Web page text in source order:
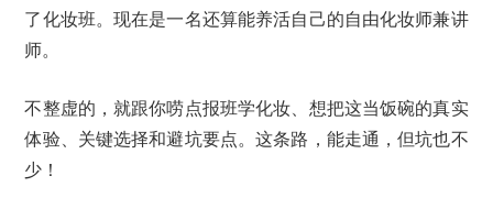
了化妆班。现在是一名还算能养活自己的自由化妆师兼讲
师。
不整虚的，就跟你唠点报班学化妆、想把这当饭碗的真实
体验、关键选择和避坑要点。这条路，能走通，但坑也不
少！